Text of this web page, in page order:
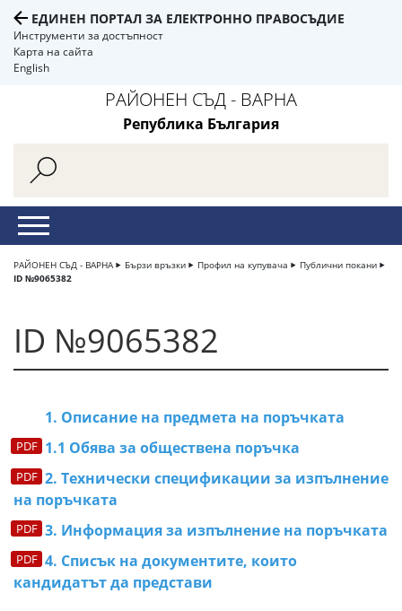
ЕДИНЕН ПОРТАЛ ЗА ЕЛЕКТРОННО ПРАВОСЪДИЕ
Инструменти за достъпност
Карта на сайта
English
РАЙОНЕН СЪД - ВАРНА
Република България
РАЙОНЕН СЪД - ВАРНА Бързи връзки Профил на купувача
Публични покани
ID №9065382
ID №9065382
1. Описание на предмета на поръчката
1.1 Обява за обществена поръчка
2. Технически спецификации за изпълнение
на поръчката
3. Информация за изпълнение на поръчката
4. Списък на документите, които
кандидатът да представи